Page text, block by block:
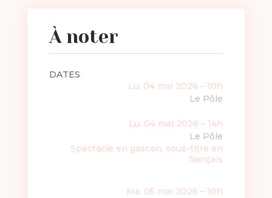
À noter
DATES
Lu. 04 mai 2026 – 10h
Le Pôle
Lu. 04 mai 2026 – 14h
Le Pôle
Spectacle en gascon, sous-titre en
français
Ma. 05 mai 2026 – 10h